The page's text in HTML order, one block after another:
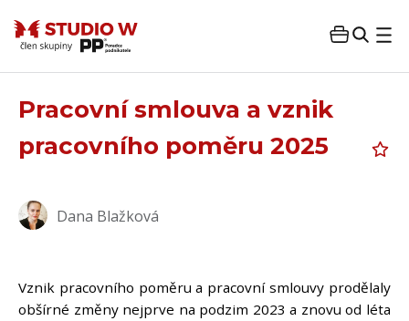
Pracovní smlouva a vznik
pracovního poměru 2025
Dana Blažková
Vznik pracovního poměru a pracovní smlouvy prodělaly
obšírné změny nejprve na podzim 2023 a znovu od léta